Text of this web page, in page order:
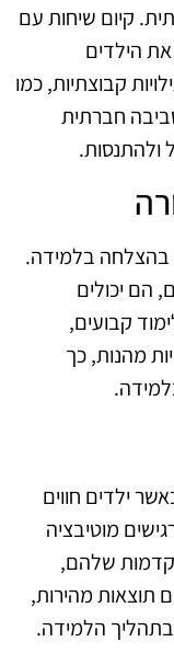
קיום שיחות עם
את הילדים
קבוצתיות, כמו
חברתית
ולהתנסות.
בהצלחה בלמידה.
הם יכולים
קבועים,
מהנות, כך
ילדים חווים
מוטיבציה
שלהם,
תוצאות מהירות,
בתהליך הלמידה.